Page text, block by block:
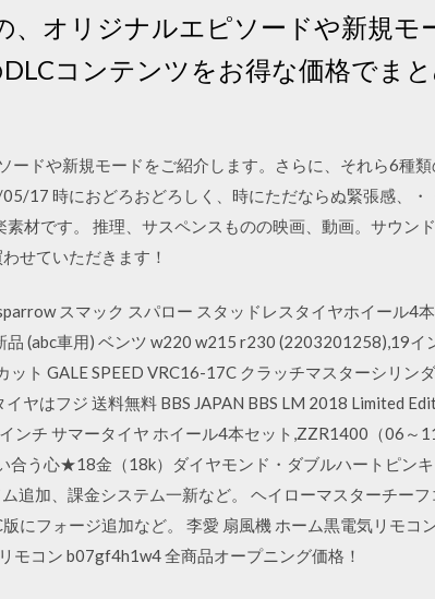
、オリジナルエピソードや新規モ
コンテンツをお得な価格でま
ードや新規モードをご紹介します。さらに、それら6種
17 時におどろおどろしく、時にただならぬ緊張感、・
材です。 推理、サスペンスものの映画、動画。サウン
せていただきます！
スマック スパロー スタッドレスタイヤホイール4
(abc車用) ベンツ w220 w215 r230 (2203201258),19イ
ト GALE SPEED VRC16-17C クラッチマスターシリン
ヤはフジ 送料無料 BBS JAPAN BBS LM 2018 Limited
ンチ サマータイヤ ホイール4本セット,ZZR1400（06～
合う心★18金（18k）ダイヤモンド・ダブルハートピン
追加、課金システム一新など。 ヘイローマスターチー
にフォージ追加など。 李愛 扇風機 ホーム黒電気リモコ
モコン b07gf4h1w4 全商品オープニング価格！